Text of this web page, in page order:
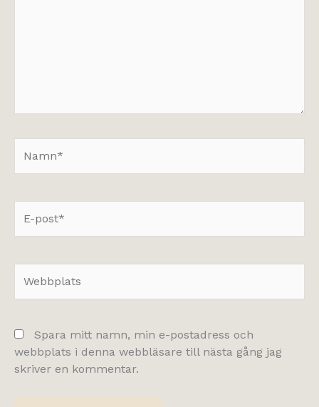
post*
Spara mitt namn, min e-postadress och
webbplats i denna webbläsare till nästa gång jag
skriver en kommentar.